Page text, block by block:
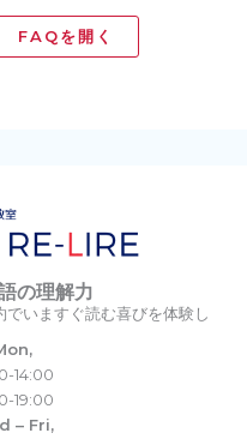
FAQを開く
の理解力
でいますぐ読む喜びを体験し
14:00
19:00
– Fri,